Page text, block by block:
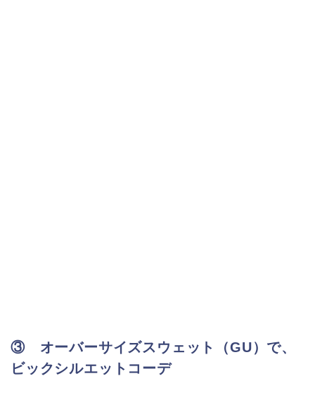
③ オーバーサイズスウェット（GU）で、
ビックシルエットコーデ